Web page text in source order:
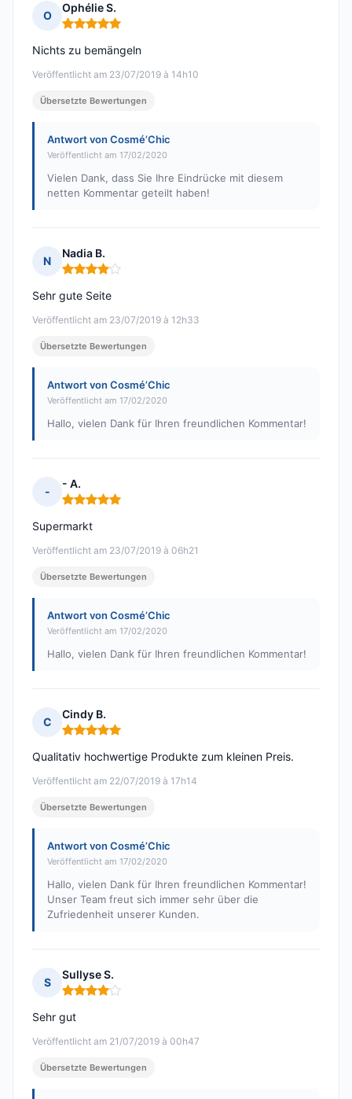
O
Ophélie S.
Hinweis: 5 von 5
Veröffentlicht am 23/07/2019 à 14h10
Nichts zu bemängeln
Übersetzte Bewertungen
Antwort von Cosmé’Chic
Veröffentlicht am 17/02/2020
Vielen Dank, dass Sie Ihre Eindrücke mit diesem
netten Kommentar geteilt haben!
N
Nadia B.
Hinweis: 4 von 5
Veröffentlicht am 23/07/2019 à 12h33
Sehr gute Seite
Übersetzte Bewertungen
Antwort von Cosmé’Chic
Veröffentlicht am 17/02/2020
Hallo, vielen Dank für Ihren freundlichen Kommentar!
-
- A.
Hinweis: 5 von 5
Veröffentlicht am 23/07/2019 à 06h21
Supermarkt
Übersetzte Bewertungen
Antwort von Cosmé’Chic
Veröffentlicht am 17/02/2020
Hallo, vielen Dank für Ihren freundlichen Kommentar!
C
Cindy B.
Hinweis: 5 von 5
Veröffentlicht am 22/07/2019 à 17h14
Qualitativ hochwertige Produkte zum kleinen Preis.
Übersetzte Bewertungen
Antwort von Cosmé’Chic
Veröffentlicht am 17/02/2020
Hallo, vielen Dank für Ihren freundlichen Kommentar!
Unser Team freut sich immer sehr über die
Zufriedenheit unserer Kunden.
S
Sullyse S.
Hinweis: 4 von 5
Veröffentlicht am 21/07/2019 à 00h47
Sehr gut
Übersetzte Bewertungen